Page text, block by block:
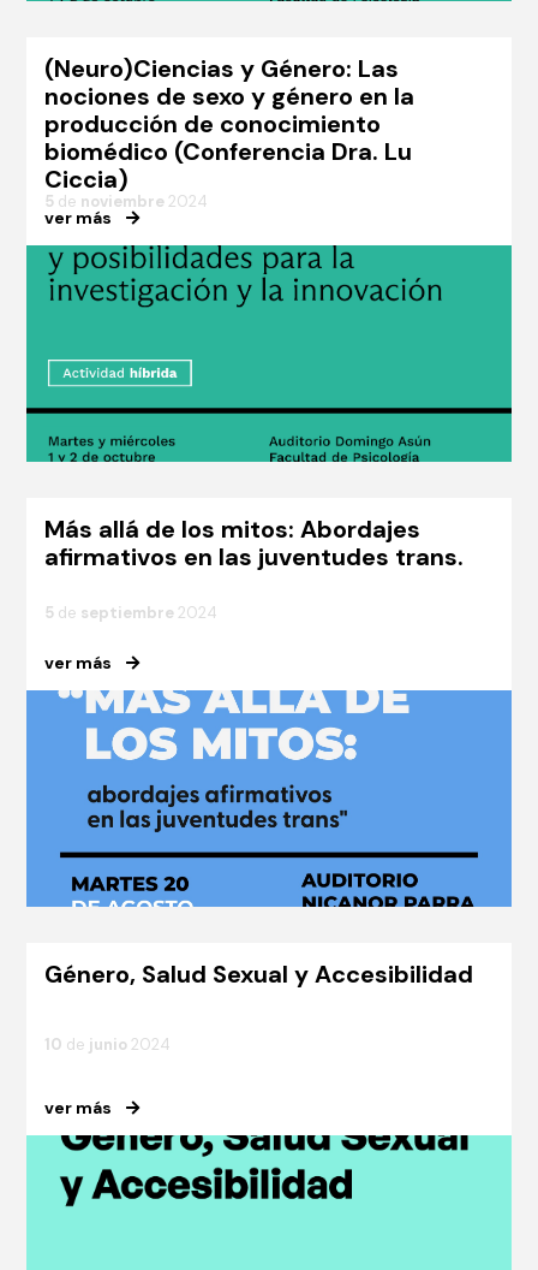
(Neuro)Ciencias y Género: Las
nociones de sexo y género en la
producción de conocimiento
biomédico (Conferencia Dra. Lu
Ciccia)
5 de noviembre 2024
ver más
Más allá de los mitos: Abordajes
afirmativos en las juventudes trans.
5 de septiembre 2024
ver más
Género, Salud Sexual y Accesibilidad
10 de junio 2024
ver más